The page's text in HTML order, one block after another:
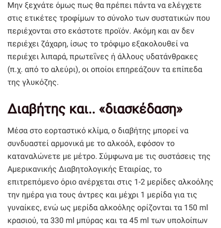
Μην ξεχνάτε όμως πως θα πρέπει πάντα να ελέγχετε
στις ετικέτες τροφίμων το σύνολο των συστατικών που
περιέχονται στο εκάστοτε προϊόν. Ακόμη και αν δεν
περιέχει ζάχαρη, ίσως το τρόφιμο εξακολουθεί να
περιέχει λιπαρά, πρωτεΐνες ή άλλους υδατάνθρακες
(π.χ. από το αλεύρι), οι οποίοι επηρεάζουν τα επίπεδα
της γλυκόζης.
Διαβήτης και.. «διασκέδαση»
Μέσα στο εορταστικό κλίμα, ο διαβήτης μπορεί να
συνδυαστεί αρμονικά με το αλκοόλ, εφόσον το
καταναλώνετε με μέτρο. Σύμφωνα με τις συστάσεις της
Αμερικανικής Διαβητολογικής Εταιρίας, το
επιτρεπόμενο όριο ανέρχεται στις 1-2 μερίδες αλκοόλης
την ημέρα για τους άντρες και μέχρι 1 μερίδα για τις
γυναίκες, ενώ ως μερίδα αλκοόλης ορίζονται τα 150 ml
κρασιού, τα 330 ml μπύρας και τα 45 ml των υπολοίπων